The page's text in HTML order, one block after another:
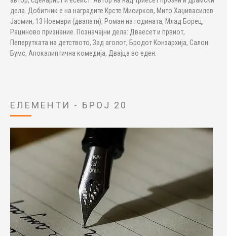
дела. Добитник е на наградите Крсте Мисирков, Мито Хаџивасилев
Јасмин, 13 Ноември (двапати), Роман на годината, Млад Борец,
Рациново признание. Позначајни дела: Дваесет и првиот,
Пеперутката на детството, Зад аголот, Бродот Конзархија, Салон
Бумс, Апокалиптична комедија, Двајца во еден.
ЕЛЕМЕНТИ - БРОЈ 20